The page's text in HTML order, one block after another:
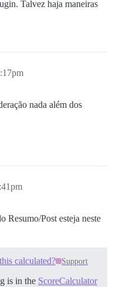
Talvez haja maneiras
nada além dos
Resumo/Post esteja neste
calculated? Support
is in the ScoreCalculator